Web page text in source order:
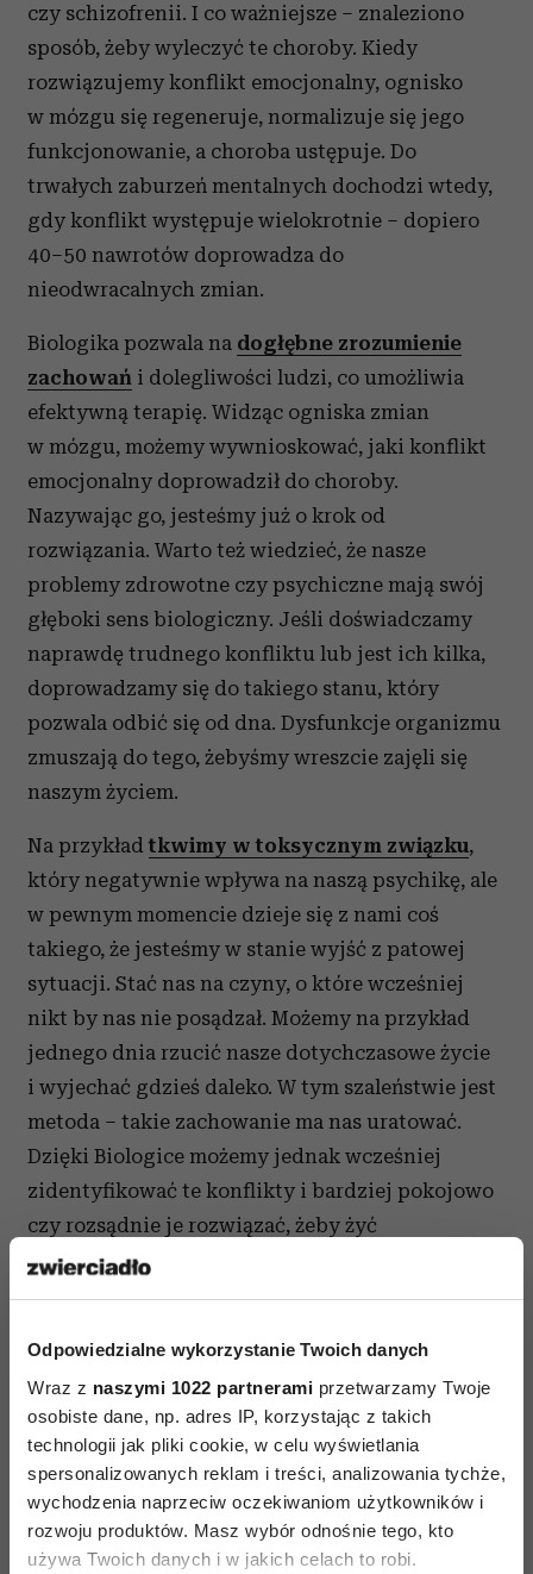
Odpowiedzialne wykorzystanie Twoich danych
Wraz z naszymi 1022 partnerami przetwarzamy Twoje
osobiste dane, np. adres IP, korzystając z takich
technologii jak pliki cookie, w celu wyświetlania
spersonalizowanych reklam i treści, analizowania tychże,
wychodzenia naprzeciw oczekiwaniom użytkowników i
rozwoju produktów. Masz wybór odnośnie tego, kto
używa Twoich danych i w jakich celach to robi.
czy schizofrenii. I co ważniejsze – znaleziono
sposób, żeby wyleczyć te choroby. Kiedy
rozwiązujemy konflikt emocjonalny, ognisko
w mózgu się regeneruje, normalizuje się jego
funkcjonowanie, a choroba ustępuje. Do
trwałych zaburzeń mentalnych dochodzi wtedy,
gdy konflikt występuje wielokrotnie – dopiero
40–50 nawrotów doprowadza do
nieodwracalnych zmian.
Biologika pozwala na dogłębne zrozumienie
zachowań i dolegliwości ludzi, co umożliwia
efektywną terapię. Widząc ogniska zmian
w mózgu, możemy wywnioskować, jaki konflikt
emocjonalny doprowadził do choroby.
Nazywając go, jesteśmy już o krok od
rozwiązania. Warto też wiedzieć, że nasze
problemy zdrowotne czy psychiczne mają swój
głęboki sens biologiczny. Jeśli doświadczamy
naprawdę trudnego konfliktu lub jest ich kilka,
doprowadzamy się do takiego stanu, który
pozwala odbić się od dna. Dysfunkcje organizmu
zmuszają do tego, żebyśmy wreszcie zajęli się
naszym życiem.
Na przykładtkwimy w toksycznym związku,
który negatywnie wpływa na naszą psychikę, ale
w pewnym momencie dzieje się z nami coś
takiego, że jesteśmy w stanie wyjść z patowej
sytuacji. Stać nas na czyny, o które wcześniej
nikt by nas nie posądzał. Możemy na przykład
jednego dnia rzucić nasze dotychczasowe życie
i wyjechać gdzieś daleko. W tym szaleństwie jest
metoda – takie zachowanie ma nas uratować.
Dzięki Biologice możemy jednak wcześniej
zidentyfikować te konflikty i bardziej pokojowo
czy rozsądnie je rozwiązać, żeby żyć
w równowadze i harmonii.
emocjonalnych odpowiedzialnych za
depresję?
Najpierw musimy poznać dalsze reguły rządzące
biologią. Na przykład depresja maniakalna jest
dwupolowymzaburzeniem nastrojui zależy od
tego, po której stronie mózgu „przepala się